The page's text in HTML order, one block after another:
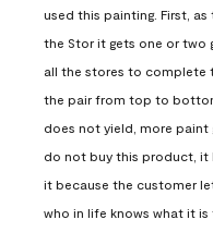
used this painting. First,
the Stor it gets one or two
all the stores to complete
the pair from top to
does not yield, more paint
do not buy this product, it
it because the customer
who in life knows what it